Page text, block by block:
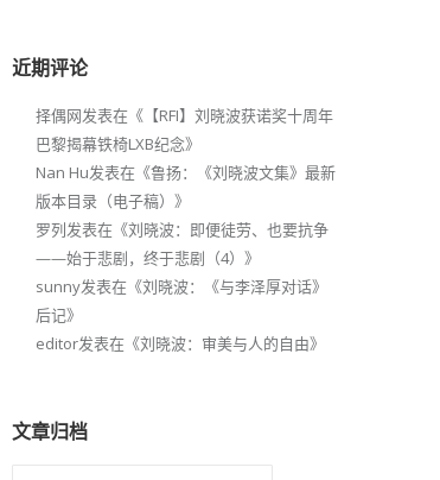
近期评论
择偶网发表在《【RFI】刘晓波获诺奖十周年
巴黎揭幕铁椅LXB纪念》
Nan Hu发表在《鲁扬：《刘晓波文集》最新
版本目录（电子稿） 》
罗列发表在《刘晓波：即便徒劳、也要抗争
——始于悲剧，终于悲剧（4） 》
sunny发表在《刘晓波：《与李泽厚对话》
后记》
editor发表在《刘晓波：审美与人的自由》
文章归档